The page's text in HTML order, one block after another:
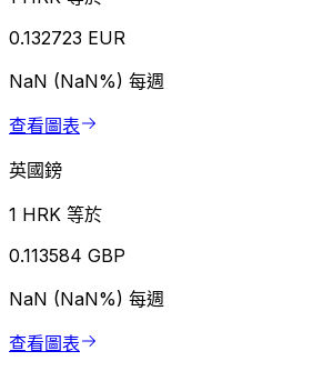
0.132723 EUR
NaN (NaN%) 每週
查看圖表
英國鎊
1 HRK 等於
0.113584 GBP
NaN (NaN%) 每週
查看圖表